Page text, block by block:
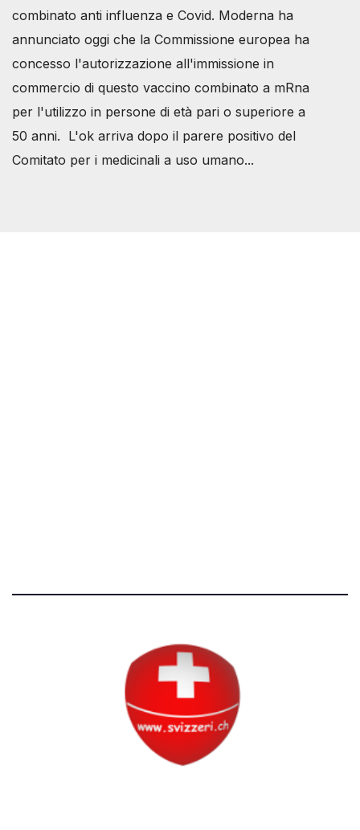
combinato anti influenza e Covid. Moderna ha
annunciato oggi che la Commissione europea ha
concesso l'autorizzazione all'immissione in
commercio di questo vaccino combinato a mRna
per l'utilizzo in persone di età pari o superiore a
50 anni. L'ok arriva dopo il parere positivo del
Comitato per i medicinali a uso umano...